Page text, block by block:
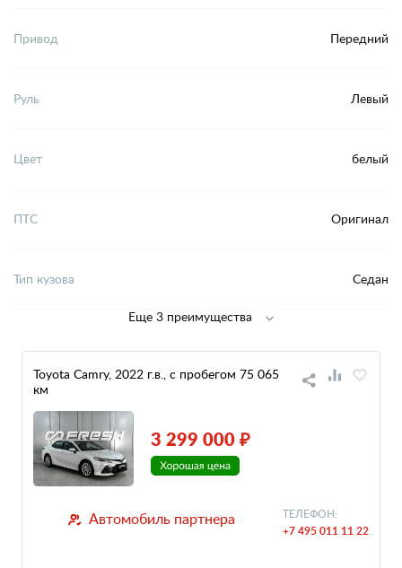
Привод Передний
Руль Левый
Цвет белый
ПТС Оригинал
Тип кузова Седан
Еще 3 преимущества
Toyota Camry, 2022 г.в., с пробегом 75 065
км
3 299 000 ₽
Автомобиль партнера ТЕЛЕФОН:
+7 495 011 11 22